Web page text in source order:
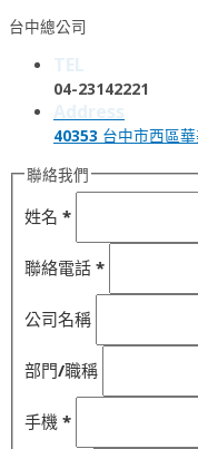
台中總公司
TEL
04-23142221
Address
40353 台中市西區
聯絡我們
姓名*
聯絡電話*
公司名稱
部門/職稱
手機*